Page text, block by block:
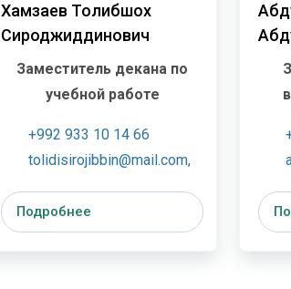
Хамзаев Толибшох
Сироджиддинович
Заместитель декана по
учебной работе
+992 933 10 14 66
tolidisirojibbin@mail.com,
Подробнее